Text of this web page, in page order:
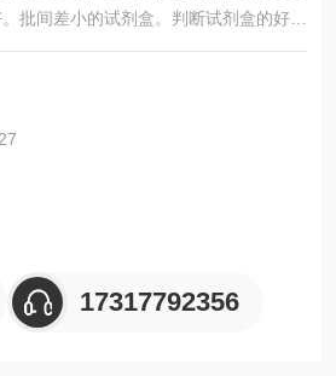
批间差小的试剂盒。判断试剂盒的好与
应该是靠过硬的技术，稳定的质量，良
和研究所合作品牌。期待合作共赢。
17317792356